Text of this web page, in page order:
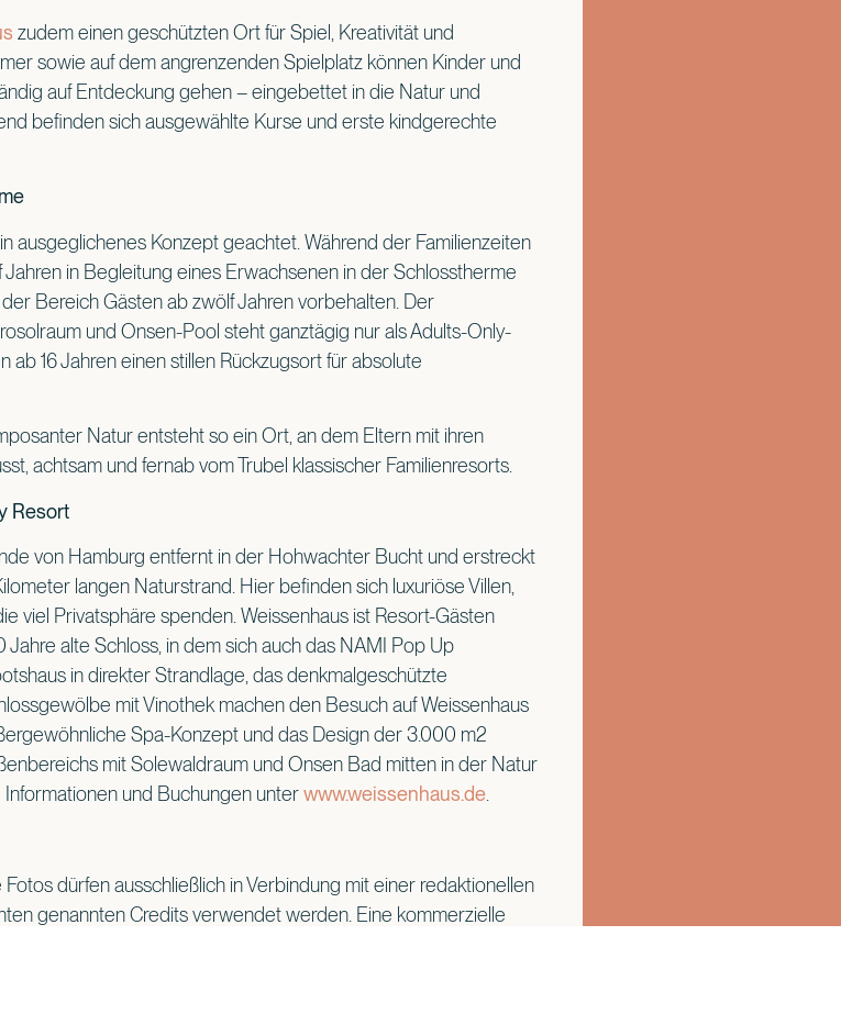
zudem einen geschützten Ort für Spiel, Kreativität und
sowie auf dem angrenzenden Spielplatz können Kinder und
auf Entdeckung gehen – eingebettet in die Natur und
befinden sich ausgewählte Kurse und erste kindgerechte
ausgeglichenes Konzept geachtet. Während der Familienzeiten
Jahren in Begleitung eines Erwachsenen in der Schlosstherme
Bereich Gästen ab zwölf Jahren vorbehalten. Der
und Onsen-Pool steht ganztägig nur als Adults-Only-
16 Jahren einen stillen Rückzugsort für absolute
Natur entsteht so ein Ort, an dem Eltern mit ihren
achtsam und fernab vom Trubel klassischer Familienresorts.
Resort
von Hamburg entfernt in der Hohwachter Bucht und erstreckt
langen Naturstrand. Hier befinden sich luxuriöse Villen,
viel Privatsphäre spenden. Weissenhaus ist Resort-Gästen
alte Schloss, in dem sich auch das NAMI Pop Up
in direkter Strandlage, das denkmalgeschützte
mit Vinothek machen den Besuch auf Weissenhaus
Spa-Konzept und das Design der 3.000 m2
mit Solewaldraum und Onsen Bad mitten in der Natur
und Buchungen unterwww.weissenhaus.de.
dürfen ausschließlich in Verbindung mit einer redaktionellen
genannten Credits verwendet werden. Eine kommerzielle